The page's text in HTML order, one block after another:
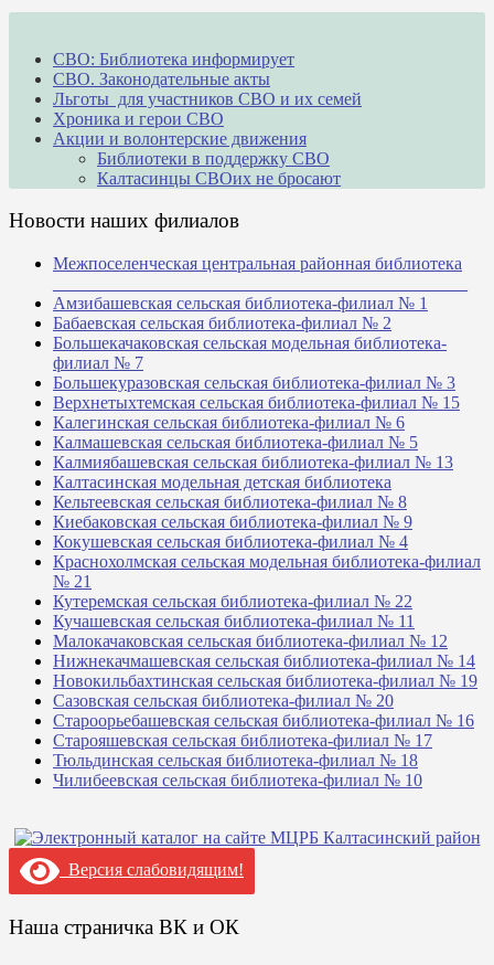
СВО: Библиотека информирует
СВО. Законодательные акты
Льготы для участников СВО и их семей
Хроника и герои СВО
Акции и волонтерские движения
Библиотеки в поддержку СВО
Калтасинцы СВОих не бросают
Новости наших филиалов
Межпоселенческая центральная районная библиотека
Амзибашевская сельская библиотека-филиал № 1
Бабаевская сельская библиотека-филиал № 2
Большекачаковская сельская модельная библиотека-
филиал № 7
Большекуразовская сельская библиотека-филиал № 3
Верхнетыхтемская сельская библиотека-филиал № 15
Калегинская сельская библиотека-филиал № 6
Калмашевская сельская библиотека-филиал № 5
Калмиябашевская сельская библиотека-филиал № 13
Калтасинская модельная детская библиотека
Кельтеевская сельская библиотека-филиал № 8
Киебаковская сельская библиотека-филиал № 9
Кокушевская сельская библиотека-филиал № 4
Краснохолмская сельская модельная библиотека-филиал
№ 21
Кутеремская сельская библиотека-филиал № 22
Кучашевская сельская библиотека-филиал № 11
Малокачаковская сельская библиотека-филиал № 12
Нижнекачмашевская сельская библиотека-филиал № 14
Новокильбахтинская сельская библиотека-филиал № 19
Сазовская сельская библиотека-филиал № 20
Староорьебашевская сельская библиотека-филиал № 16
Старояшевская сельская библиотека-филиал № 17
Тюльдинская сельская библиотека-филиал № 18
Чилибеевская сельская библиотека-филиал № 10
Версия слабовидящим!
Наша страничка ВК и ОК